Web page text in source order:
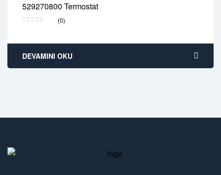
529270800 Termostat
(0)
2 years warranty
Delivery time: 1-2 business days
DEVAMINI OKU